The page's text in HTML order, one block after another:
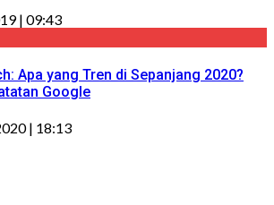
| 09:43
Apa yang Tren di Sepanjang 2020?
Google
| 18:13